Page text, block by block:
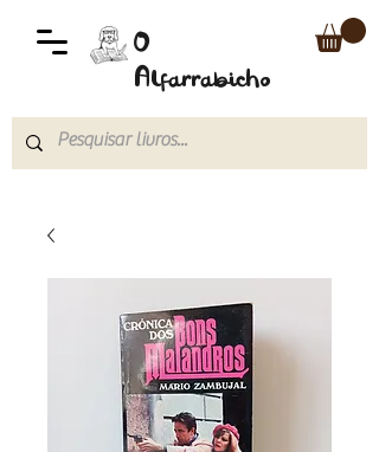
O
Alfarrabicho